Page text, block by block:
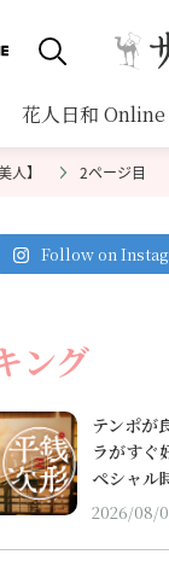
花人日和
】 2ページ目
Follow on
ング
テンポが
ラがすぐ
ペシャル
2026/08/